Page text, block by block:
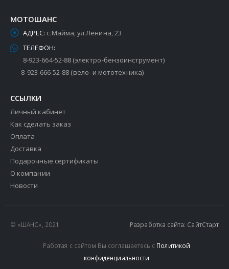
МОТОШАНС
АДРЕС: с.Майма, ул.Ленина, 23
ТЕЛЕФОН:
8-923-664-52-88 (электро-бензоинструмент)
8-923-666-52-88 (вело- и мототехника)
ССЫЛКИ
Личный кабинет
Как сделать заказ
Оплата
Доставка
Подарочные сертификаты
О компании
Новости
© «ШАНС», 2021 Разработка сайта: СайтСтарт
Работая с сайтом Вы соглашаетесь с Политикой
конфиденциальности